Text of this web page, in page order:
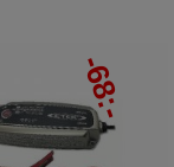
-68:-